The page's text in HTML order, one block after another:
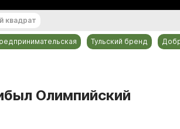
квадрат
Тульский бренд
Олимпийский